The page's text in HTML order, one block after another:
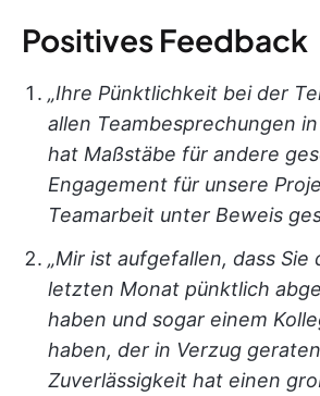
Positives Feedback
„Ihre Pünktlichkeit bei der
allen Teambesprechungen
hat Maßstäbe für andere
Engagement für unsere
Teamarbeit unter Beweis
„Mir ist aufgefallen, dass Sie
letzten Monat pünktlich
haben und sogar einem
haben, der in Verzug
Zuverlässigkeit hat einen